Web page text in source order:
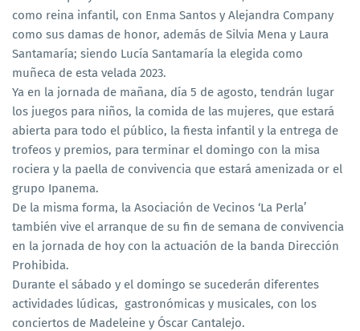
como reina infantil, con Enma Santos y Alejandra Company
como sus damas de honor, además de Silvia Mena y Laura
Santamaría; siendo Lucía Santamaría la elegida como
muñeca de esta velada 2023.
Ya en la jornada de mañana, día 5 de agosto, tendrán lugar
los juegos para niños, la comida de las mujeres, que estará
abierta para todo el público, la fiesta infantil y la entrega de
trofeos y premios, para terminar el domingo con la misa
rociera y la paella de convivencia que estará amenizada or el
grupo Ipanema.
De la misma forma, la Asociación de Vecinos ‘La Perla’
también vive el arranque de su fin de semana de convivencia
en la jornada de hoy con la actuación de la banda Dirección
Prohibida.
Durante el sábado y el domingo se sucederán diferentes
actividades lúdicas, gastronómicas y musicales, con los
conciertos de Madeleine y Óscar Cantalejo.